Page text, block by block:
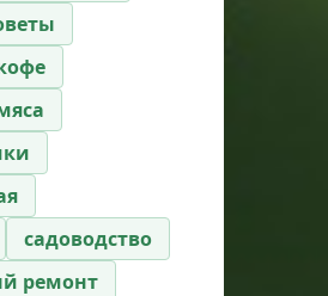
садоводство
ремонт